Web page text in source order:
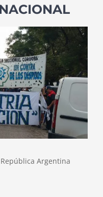
Argentina